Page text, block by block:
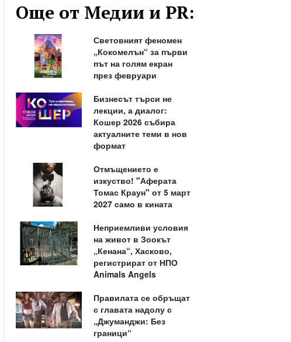
Още от Медии и PR:
Световният феномен
„Кокомелън“ за първи
път на голям екран
през февруари
Бизнесът търси не
лекции, а диалог:
Кошер 2026 събира
актуалните теми в нов
формат
Отмъщението е
изкуство! "Аферата
Томас Краун" от 5 март
2027 само в кината
Неприемливи условия
на живот в Зоокът
„Кенана“, Хасково,
регистрират от НПО
Animals Angels
Правилата се обръщат
с главата надолу с
„Джуманджи: Без
граници“